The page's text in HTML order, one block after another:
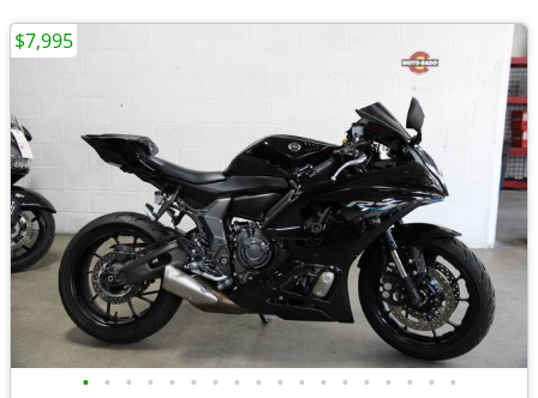
• • • • • • • • • • • • • • • • • •
$7,995